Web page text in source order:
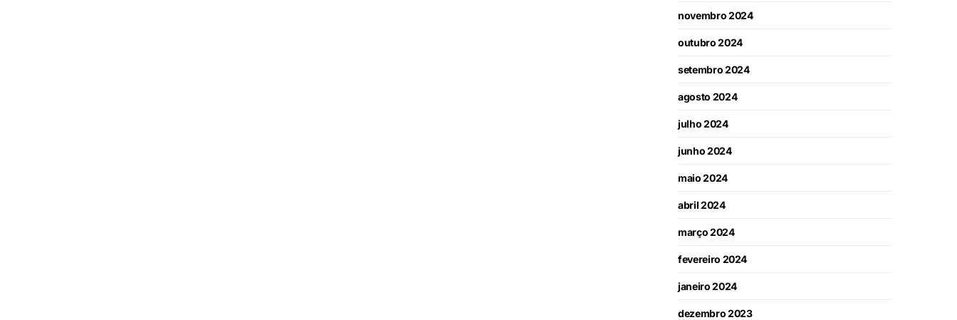
novembro 2024
outubro 2024
setembro 2024
agosto 2024
julho 2024
junho 2024
maio 2024
abril 2024
março 2024
fevereiro 2024
janeiro 2024
dezembro 2023